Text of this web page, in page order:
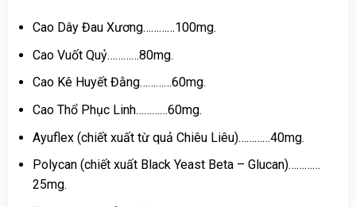
Cao Dây Đau Xương…………100mg.
Cao Vuốt Quỷ…………80mg.
Cao Kê Huyết Đằng…………60mg.
Cao Thổ Phục Linh…………60mg.
Ayuflex (chiết xuất từ quả Chiêu Liêu)…………40mg.
Polycan (chiết xuất Black Yeast Beta – Glucan)…………
25mg.